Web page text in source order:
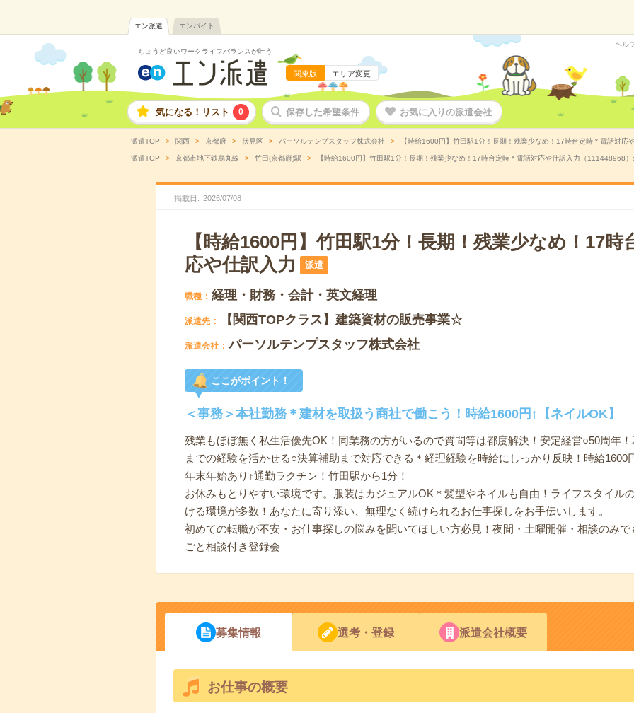
エン派遣 エンバイト
ちょうど良いワークライフバランスが叶う
関東版 エリア変更
ヘル
気になる！リスト 0 保存した希望条件 お気に入りの派遣会社
派遣TOP 関西 京都府 伏見区 パーソルテンプスタッフ株式会社 【時給1600円】竹田駅1分！長期！残業少なめ！17時台定時＊電話対
派遣TOP 京都市地下鉄烏丸線 竹田(京都府)駅 【時給1600円】竹田駅1分！長期！残業少なめ！17時台定時＊電話対応や仕訳入力（111448968
掲載日 2026/07/08
【時給1600円】竹田駅1分！長期！残業少なめ！17時
応や仕訳入力
派遣
職種 経理・財務・会計・英文経理
派遣先 【関西TOPクラス】建築資材の販売事業☆
派遣会社 パーソルテンプスタッフ株式会社
ここがポイント！
＜事務＞本社勤務＊建材を取扱う商社で働こう！時給1600円↑【ネイルOK】
残業もほぼ無く私生活優先OK！同業務の方がいるので質問等は都度解決！安定経営○50周年
までの経験を活かせる○決算補助まで対応できる＊経理経験を時給にしっかり反映！時給1600
年末年始あり↑通勤ラクチン！竹田駅から1分！
お休みもとりやすい環境です。服装はカジュアルOK＊髪型やネイルも自由！ライフスタイル
ける環境が多数！あなたに寄り添い、無理なく続けられるお仕事探しをお手伝いします。
初めての転職が不安・お仕事探しの悩みを聞いてほしい方必見！夜間・土曜開催・相談のみ
ごと相談付き登録会
募集情報 選考・登録 派遣会社概要
お仕事の概要